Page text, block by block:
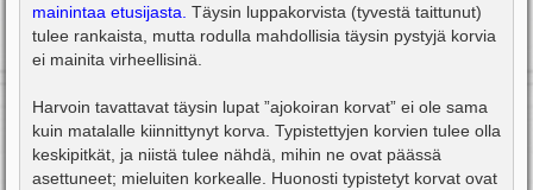
mainintaa etusijasta. Täysin luppakorvista (tyvestä taittunut)
tulee rankaista, mutta rodulla mahdollisia täysin pystyjä korvia
ei mainita virheellisinä.
Harvoin tavattavat täysin lupat ”ajokoiran korvat” ei ole sama
kuin matalalle kiinnittynyt korva. Typistettyjen korvien tulee olla
keskipitkät, ja niistä tulee nähdä, mihin ne ovat päässä
asettuneet; mieluiten korkealle. Huonosti typistetyt korvat ovat